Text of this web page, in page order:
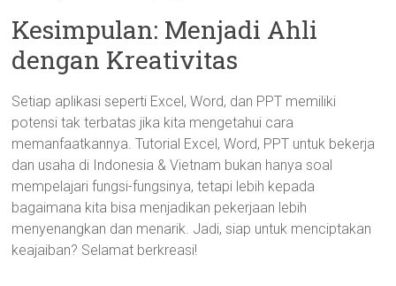
Kesimpulan: Menjadi Ahli
dengan Kreativitas
Setiap aplikasi seperti Excel, Word, dan PPT memiliki
potensi tak terbatas jika kita mengetahui cara
memanfaatkannya. Tutorial Excel, Word, PPT untuk bekerja
dan usaha di Indonesia & Vietnam bukan hanya soal
mempelajari fungsi-fungsinya, tetapi lebih kepada
bagaimana kita bisa menjadikan pekerjaan lebih
menyenangkan dan menarik. Jadi, siap untuk menciptakan
keajaiban? Selamat berkreasi!